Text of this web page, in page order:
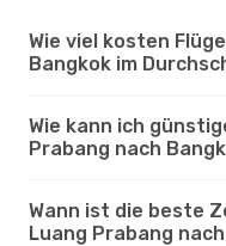
Wie viel kosten
Bangkok im
Wie kann ich
Prabang nach
Wann ist die beste
Luang Prabang